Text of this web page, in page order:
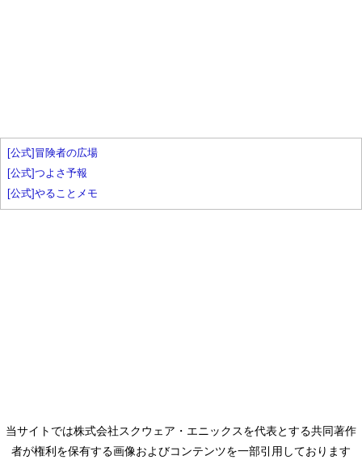
[公式]冒険者の広場
[公式]つよさ予報
[公式]やることメモ
当サイトでは株式会社スクウェア・エニックスを代表とする共同著作
者が権利を保有する画像およびコンテンツを一部引用しております